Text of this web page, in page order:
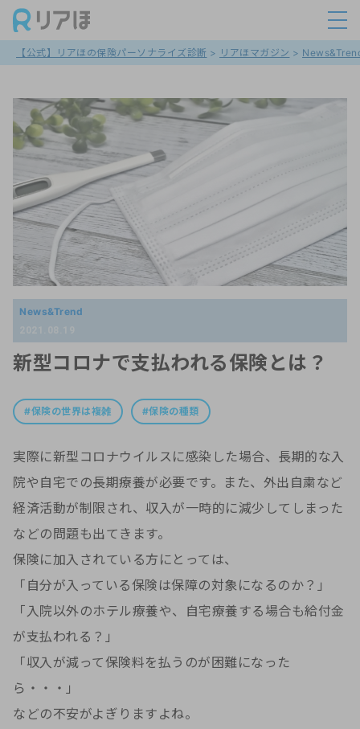
【公式】リアほの保険パーソナライズ診断 > リアほマガジン >
News&Trend
新型コロナで支払われる保険とは？
保険の世界は複雑 保険の種類
実際に新型コロナウイルスに感染した場合、長期的な入
院や自宅での長期療養が必要です。また、外出自粛など
経済活動が制限され、収入が一時的に減少してしまった
などの問題も出てきます。
保険に加入されている方にとっては、
「自分が入っている保険は保障の対象になるのか？」
「入院以外のホテル療養や、自宅療養する場合も給付金
が支払われる？」
「収入が減って保険料を払うのが困難になった
ら・・・」
などの不安がよぎりますよね。